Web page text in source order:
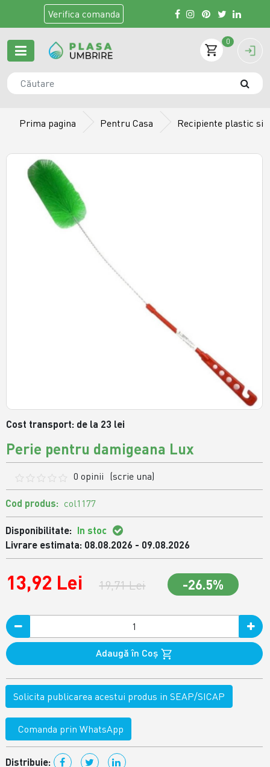
Verifica comanda
0
Prima pagina Pentru Casa Recipiente plastic si
Cost transport: de la 23 lei
Perie pentru damigeana Lux
0 opinii (scrie una)
Cod produs: col1177
Disponibilitate: In stoc
Livrare estimata: 08.08.2026 - 09.08.2026
13,92 Lei 19,71 Lei -26.5%
Adaugă în Coş
Solicita publicarea acestui produs in SEAP/SICAP
Comanda prin WhatsApp
Distribuie: